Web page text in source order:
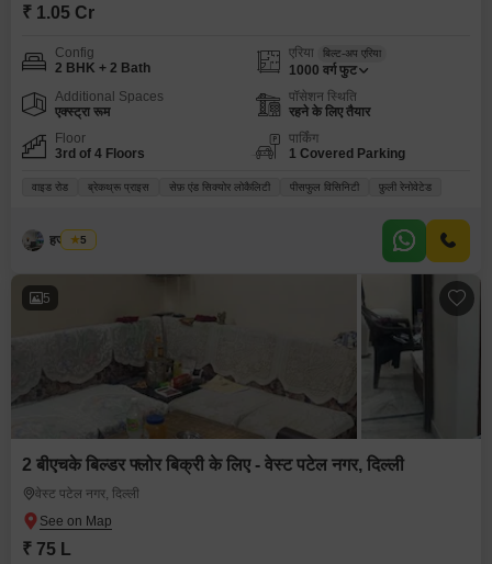
₹ 1.05 Cr
Config
2 BHK + 2 Bath
एरिया बिल्ट-अप एरिया
1000 वर्ग फुट
Additional Spaces
एक्स्ट्रा रूम
पॉसेशन स्थिति
रहने के लिए तैयार
Floor
3rd of 4 Floors
पार्किंग
1 Covered Parking
वाइड रोड ब्रेकथ्रू प्राइस सेफ़ एंड सिक्योर लोकैलिटी पीसफुल विसिनिटी फ़ुली रेनोवेटेड
हर्जस सिंघ
5
5
2 बीएचके बिल्डर फ्लोर बिक्री के लिए - वेस्ट पटेल नगर, दिल्ली
वेस्ट पटेल नगर, दिल्ली
₹ 75 L